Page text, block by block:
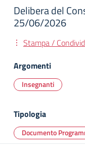
Delibera del
25/06/2026
Stampa /
Argomenti
Insegnanti
Tipologia
Documento